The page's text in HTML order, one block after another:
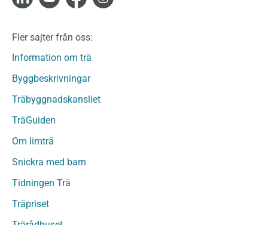
Limträ
Fanerträ
Fanerträ Obehandlat
Träpanel och Utvändig beklädnad Behandlat
Träpanel och utvändig beklädnad Obehandlat
Trägolv
Sågat virke
Sågat virke Behandlat
Övriga träprodukter
Fler sajter från oss:
Information om trä
Byggbeskrivningar
Träbyggnadskansliet
TräGuiden
Om limträ
Snickra med barn
Tidningen Trä
Träpriset